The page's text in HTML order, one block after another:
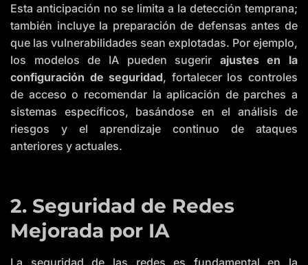
Esta anticipación no se limita a la detección temprana;
también incluye la preparación de defensas antes de
que las vulnerabilidades sean explotadas. Por ejemplo,
los modelos de IA pueden sugerir ajustes en la
configuración de seguridad, fortalecer los controles
de acceso o recomendar la aplicación de parches a
sistemas específicos, basándose en el análisis de
riesgos y el aprendizaje continuo de ataques
anteriores y actuales.
2. Seguridad de Redes
Mejorada por IA
La seguridad de las redes es fundamental en la